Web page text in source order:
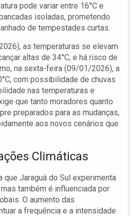
pode variar entre 16°C e
isoladas, prometendo
de tempestades curtas.
as temperaturas se elevam
altas de 34°C, e há risco de
na sexta-feira (09/01/2026), a
com possibilidade de chuvas
nas temperaturas e
que tanto moradores quanto
preparados para as mudanças,
aos novos cenários que
Climáticas
que Jaraguá do Sul experimenta
também é influenciada por
O aumento das
a frequência e a intensidade